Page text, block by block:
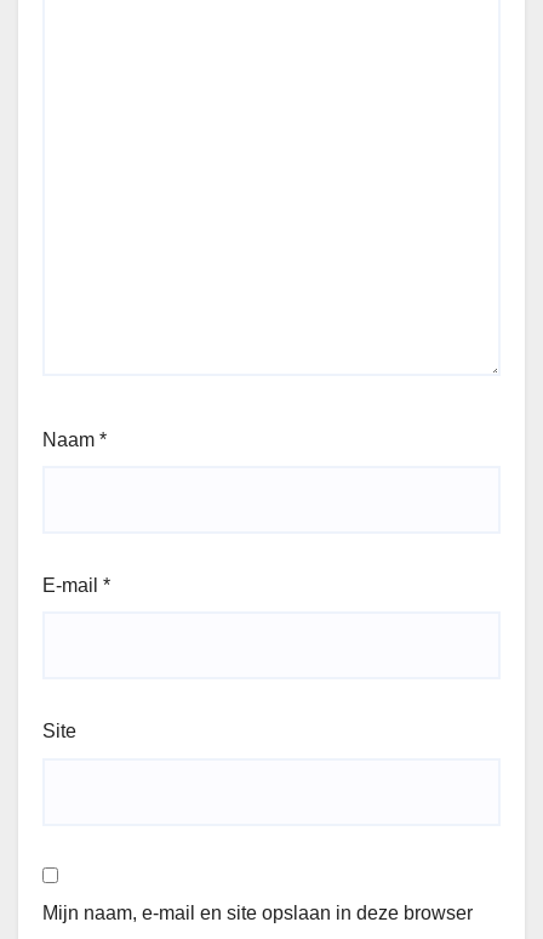
Naam *
E-mail *
Site
Mijn naam, e-mail en site opslaan in deze browser